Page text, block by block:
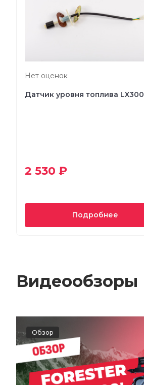
Нет оценок
Датчик уровня топлива LX300
2 530 ₽
Подробнее
Видеообзоры
Обзор